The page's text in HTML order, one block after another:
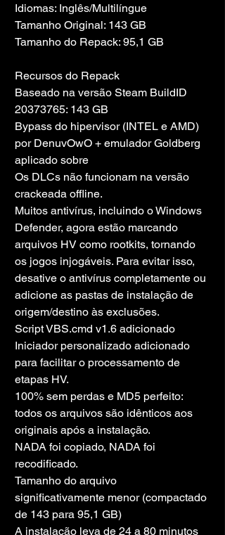
Idiomas: Inglês/Multilíngue
Tamanho Original: 143 GB
Tamanho do Repack: 95,1 GB
Recursos do Repack
Baseado na versão Steam BuildID
20373765: 143 GB
Bypass do hipervisor (INTEL e AMD)
por DenuvOwO + emulador Goldberg
aplicado sobre
Os DLCs não funcionam na versão
crackeada offline.
Muitos antivírus, incluindo o Windows
Defender, agora estão marcando
arquivos HV como rootkits, tornando
os jogos injogáveis. Para evitar isso,
desative o antivírus completamente ou
adicione as pastas de instalação de
origem/destino às exclusões.
Script VBS.cmd v1.6 adicionado
Iniciador personalizado adicionado
para facilitar o processamento de
etapas HV.
100% sem perdas e MD5 perfeito:
todos os arquivos são idênticos aos
originais após a instalação.
NADA foi copiado, NADA foi
recodificado.
Tamanho do arquivo
significativamente menor (compactado
de 143 para 95,1 GB)
A instalação leva de 24 a 80 minutos